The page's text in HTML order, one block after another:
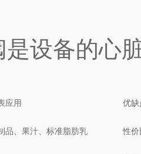
备的心脏
应用 优缺
品、果汁、标准脂肪乳 性价